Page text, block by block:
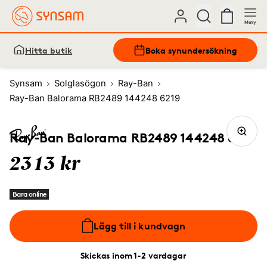
Meny
Hitta butik Boka synundersökning
Synsam Solglasögon
Ray-Ban
Ray-Ban Balorama RB2489 144248 6219
Ray-Ban Balorama RB2489 144248 6219
2313 kr
Bara online
Lägg till i kundvagn
Skickas inom 1-2 vardagar